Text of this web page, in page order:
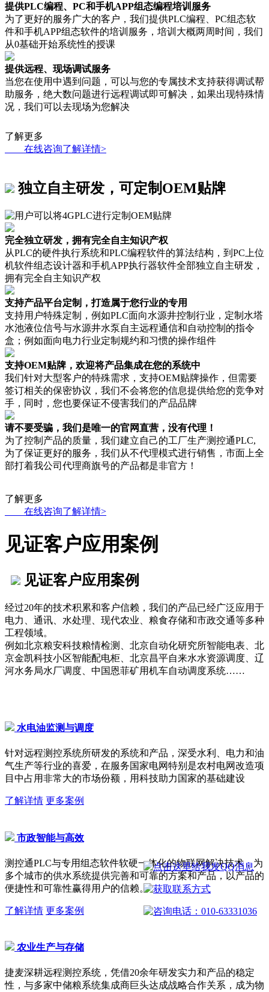
提供PLC编程、PC和手机APP组态编程培训服务
为了更好的服务广大的客户，我们提供PLC编程、PC组态软
件和手机APP组态软件的培训服务，培训大概两周时间，我们
从0基础开始系统性的授课
提供远程、现场调试服务
当您在使用中遇到问题，可以与您的专属技术支持获得调试帮
助服务，绝大数问题进行远程调试即可解决，如果出现特殊情
况，我们可以去现场为您解决
了解更多
在线咨询了解详情>
独立自主研发，可定制OEM贴牌
完全独立研发，拥有完全自主知识产权
从PLC的硬件执行系统和PLC编程软件的算法结构，到PC上位
机软件组态设计器和手机APP执行器软件全部独立自主研发，
拥有完全自主知识产权
支持产品平台定制，打造属于您行业的专用
支持用户特殊定制，例如PLC面向水源井控制行业，定制水塔
水池液位信号与水源井水泵自主远程通信和自动控制的指令
盒；例如面向电力行业定制规约和习惯的操作组件
支持OEM贴牌，欢迎将产品集成在您的系统中
我们针对大型客户的特殊需求，支持OEM贴牌操作，但需要
签订相关的保密协议，我们不会将您的信息提供给您的竞争对
手，同时，您也要保证不侵害我们的产品品牌
请不要受骗，我们是唯一的官网直营，没有代理！
为了控制产品的质量，我们建立自己的工厂生产测控通PLC,
为了保证更好的服务，我们从不代理模式进行销售，市面上全
部打着我公司代理商旗号的产品都是非官方！
了解更多
在线咨询了解详情>
见证客户应用案例
见证客户应用案例
经过20年的技术积累和客户信赖，我们的产品已经广泛应用于
电力、通讯、水处理、现代农业、粮食存储和市政交通等多种
工程领域。
例如北京粮安科技粮情检测、北京自动化研究所智能电表、北
京金凯科技小区智能配电柜、北京昌平自来水水资源调度、辽
河水务局水厂调度、中国恩菲矿用机车自动调度系统……
水电油监测与调度
针对远程测控系统所研发的系统和产品，深受水利、电力和油
气生产等行业的喜爱，在服务国家电网特别是农村电网改造项
目中占用非常大的市场份额，用科技助力国家的基础建设
了解详情 更多案例
市政智能与高效
测控通PLC与专用组态软件软硬一体化的物联网解决技术，为
多个城市的供水系统提供完善和可靠的方案和产品，以产品的
便捷性和可靠性赢得用户的信赖。
了解详情 更多案例
农业生产与存储
捷麦深耕远程测控系统，凭借20余年研发实力和产品的稳定
性，与多家中储粮系统集成商巨头达成战略合作关系，成为物